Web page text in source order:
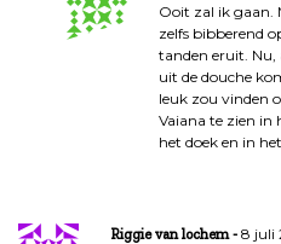
Ooit zal ik gaan.
zelfs bibberend
tanden eruit. Nu,
uit de douche
leuk zou vinden
Vaiana te zien in
het doek en in
Riggie van lochem
8 juli